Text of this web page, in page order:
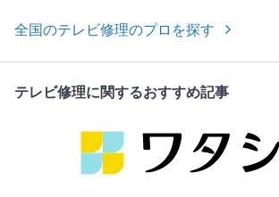
全国のテレビ修理のプロを探す
テレビ修理に関するおすすめ記事